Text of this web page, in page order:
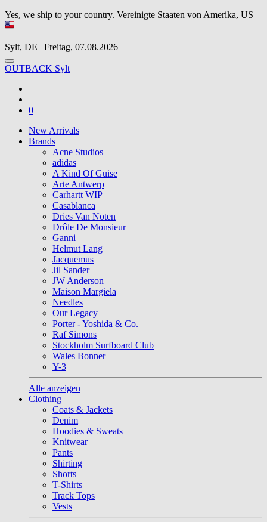
Yes, we ship to your country. Vereinigte Staaten von Amerika, US
Sylt, DE | Freitag, 07.08.2026
OUTBACK Sylt
0
New Arrivals
Brands
Acne Studios
adidas
A Kind Of Guise
Arte Antwerp
Carhartt WIP
Casablanca
Dries Van Noten
Drôle De Monsieur
Ganni
Helmut Lang
Jacquemus
Jil Sander
JW Anderson
Maison Margiela
Needles
Our Legacy
Porter - Yoshida & Co.
Raf Simons
Stockholm Surfboard Club
Wales Bonner
Y-3
Alle anzeigen
Clothing
Coats & Jackets
Denim
Hoodies & Sweats
Knitwear
Pants
Shirting
Shorts
T-Shirts
Track Tops
Vests